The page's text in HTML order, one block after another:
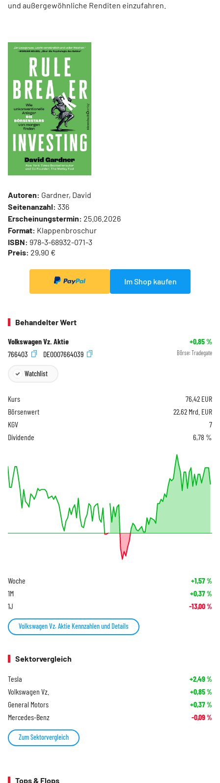
und außergewöhnliche Renditen einzufahren.
Autoren: Gardner, David
Seitenanzahl: 336
Erscheinungstermin: 25.06.2026
Format: Klappenbroschur
ISBN: 978-3-68932-071-3
Preis: 29,90 €
Im Shop kaufen
Behandelter Wert
Volkswagen Vz. Aktie +0,85%
766403
DE0007664039 Börse: Tradegate
Watchlist
Kurs 76,42 EUR
Börsenwert
22,62 Mrd. EUR
KGV
7
Dividende
6,78 %
Woche +1,57%
1M +0,37%
1J -13,00%
Volkswagen Vz. Aktie Kennzahlen und Details
Sektorvergleich
Tesla +2,49%
Volkswagen Vz. +0,85%
General Motors +0,37%
Mercedes-Benz -0,09%
Zum Sektorvergleich
Tops & Flops